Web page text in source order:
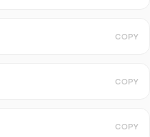
COPY
COPY
COPY